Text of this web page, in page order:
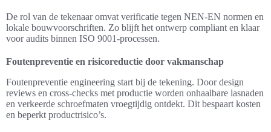
De rol van de tekenaar omvat verificatie tegen NEN-EN normen en
lokale bouwvoorschriften. Zo blijft het ontwerp compliant en klaar
voor audits binnen ISO 9001-processen.
Foutenpreventie en risicoreductie door vakmanschap
Foutenpreventie engineering start bij de tekening. Door design
reviews en cross-checks met productie worden onhaalbare lasnaden
en verkeerde schroefmaten vroegtijdig ontdekt. Dit bespaart kosten
en beperkt productrisico’s.